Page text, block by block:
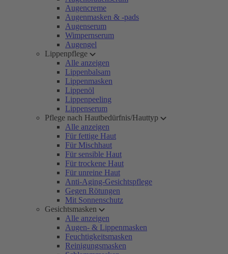
Augencreme
Augenmasken & -pads
Augenserum
Wimpernserum
Augengel
Lippenpflege
Alle anzeigen
Lippenbalsam
Lippenmasken
Lippenöl
Lippenpeeling
Lippenserum
Pflege nach Hautbedürfnis/Hauttyp
Alle anzeigen
Für fettige Haut
Für Mischhaut
Für sensible Haut
Für trockene Haut
Für unreine Haut
Anti-Aging-Gesichtspflege
Gegen Rötungen
Mit Sonnenschutz
Gesichtsmasken
Alle anzeigen
Augen- & Lippenmasken
Feuchtigkeitsmasken
Reinigungsmasken